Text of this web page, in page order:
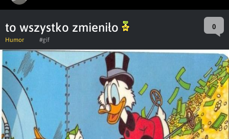
to wszystko zmieniło 0
Humor #gif